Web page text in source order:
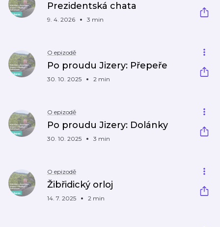
Prezidentská chata
9. 4. 2026 3 min
O epizodě
Po proudu Jizery: Přepeře
30. 10. 2025 2 min
O epizodě
Po proudu Jizery: Dolánky
30. 10. 2025 3 min
O epizodě
Žibřidický orloj
14. 7. 2025 2 min